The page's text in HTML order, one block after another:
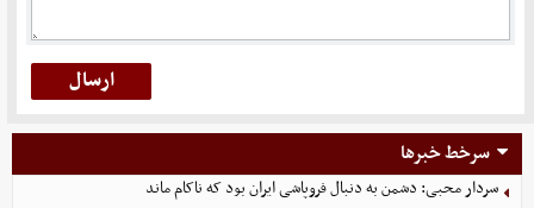
سرخط خبرها
سردار محبی: دشمن به دنبال فروپاشی ایران بود که ناکام ماند